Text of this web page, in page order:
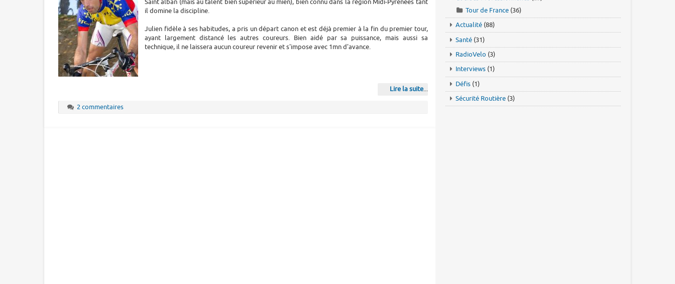
Saint alban (mais au talent bien supérieur au mien), bien connu dans la région Midi-Pyrénées tant
il domine la discipline.
Julien fidèle à ses habitudes, a pris un départ canon et est déjà premier à la fin du premier tour,
ayant largement distancé les autres coureurs. Bien aidé par sa puissance, mais aussi sa
technique, il ne laissera aucun coureur revenir et s'impose avec 1mn d'avance.
Lire la suite...
2 commentaires
Tour de France (36)
Actualité (88)
Santé (31)
RadioVelo (3)
Interviews (1)
Défis (1)
Sécurité Routière (3)